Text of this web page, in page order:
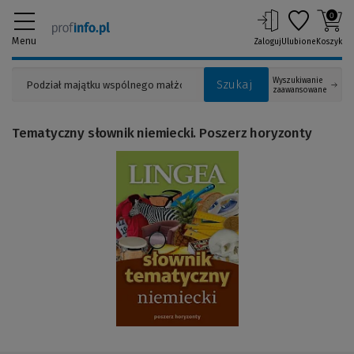
Menu
Szukaj
Wyszukiwanie
zaawansowane
ZalogujUlubione
0
Koszyk
innej
Tematyczny słownik niemiecki. Poszerz horyzonty